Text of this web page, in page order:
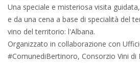
Una speciale e misteriosa visita
e da una cena a base di specialità del
vino del territorio: l'Albana.
Organizzato in collaborazione con
#ComunediBertinoro, Consorzio Vini di